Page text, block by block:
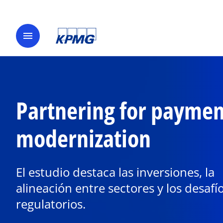
menu
Partnering for
modernization
El estudio destaca las inversiones, la
alineación entre sectores y los
regulatorios.
e
b
r
e
n
n